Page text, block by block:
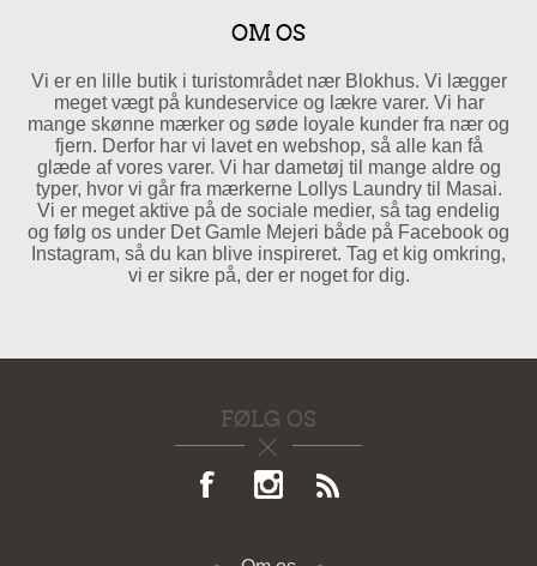
OM OS
Vi er en lille butik i turistområdet nær Blokhus. Vi lægger
meget vægt på kundeservice og lækre varer. Vi har
mange skønne mærker og søde loyale kunder fra nær og
fjern. Derfor har vi lavet en webshop, så alle kan få
glæde af vores varer. Vi har dametøj til mange aldre og
typer, hvor vi går fra mærkerne Lollys Laundry til Masai.
Vi er meget aktive på de sociale medier, så tag endelig
og følg os under Det Gamle Mejeri både på Facebook og
Instagram, så du kan blive inspireret. Tag et kig omkring,
vi er sikre på, der er noget for dig.
FØLG OS